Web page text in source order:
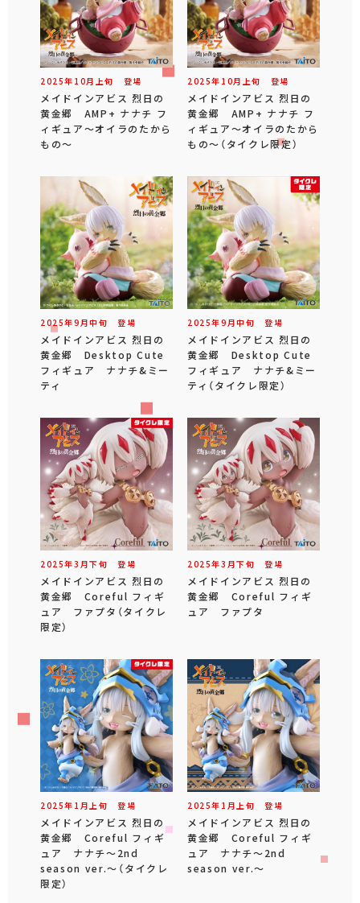
2025年 10月 上旬 登場
メイドインアビス 烈日の
黄金郷 AMP+ ナナチ フ
ィギュア～オイラのたから
もの～
2025年 10月 上旬 登場
メイドインアビス 烈日の
黄金郷 AMP+ ナナチ フ
ィギュア～オイラのたから
もの～（タイクレ限定）
2025年9 月中旬 登場
メイドインアビス 烈日の
黄金郷 Desktop Cute
フィギュア ナナチ&ミー
ティ
2025年9 月中旬 登場
メイドインアビス 烈日の
黄金郷 Desktop Cute
フィギュア ナナチ&ミー
ティ（タイクレ限定）
2025年3 月下旬 登場
メイドインアビス 烈日の
黄金郷 Coreful フィギ
ュア ファプタ（タイクレ
限定）
2025年3 月下旬 登場
メイドインアビス 烈日の
黄金郷 Coreful フィギ
ュア ファプタ
2025年 1 月 上旬 登場
メイドインアビス 烈日の
黄金郷 Coreful フィギ
ュア ナナチ～2nd
season ver.～（タイクレ
限定）
2025年 1 月 上旬 登場
メイドインアビス 烈日の
黄金郷 Coreful フィギ
ュア ナナチ～2nd
season ver.～